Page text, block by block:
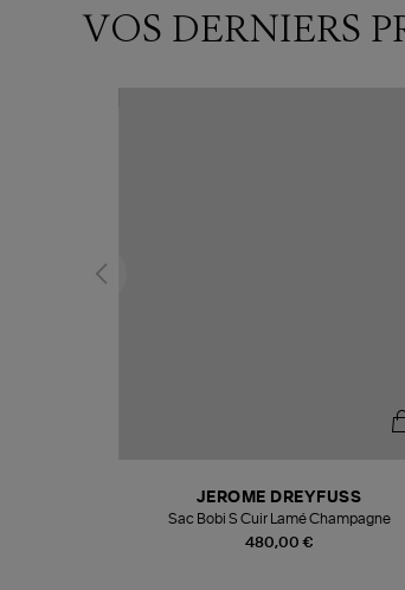
VOS DERNIERS
480,00 €
JEROME DREYFUSS
Sac Bobi S Cuir Lamé Champagne